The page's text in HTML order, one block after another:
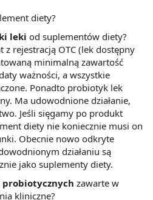
diety?
leki od suplementów diety?
z rejestracją OTC (lek dostępny
minimalną zawartość
ważności, a wszystkie
Ponadto probiotyk lek
Ma udowodnione działanie,
Jeśli sięgamy po produkt
diety nie koniecznie musi on
Obecnie nowo odkryte
działaniu są
jako suplementy diety.
zawarte w
kliniczne?